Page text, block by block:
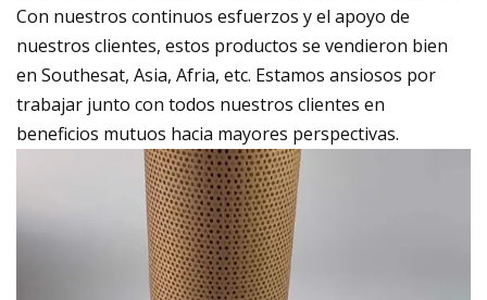
Con nuestros continuos esfuerzos y el apoyo de
nuestros clientes, estos productos se vendieron bien
en Southesat, Asia, Afria, etc. Estamos ansiosos por
trabajar junto con todos nuestros clientes en
beneficios mutuos hacia mayores perspectivas.